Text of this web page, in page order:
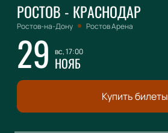
РОСТОВ - КРАСНОДАР
Ростов-на-Дону Ростов Арена
29 вс, 17:00
НОЯБ
Купить билеты